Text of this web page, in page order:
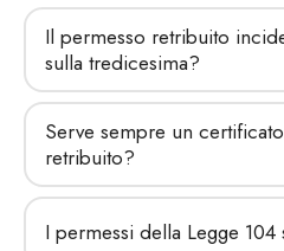
Il permesso retribuito
sulla tredicesima?
Serve sempre un
retribuito?
I permessi della Legge